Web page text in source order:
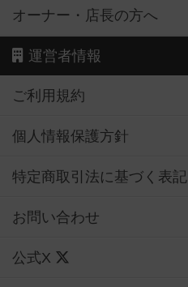
オーナー・店長の方へ
運営者情報
ご利用規約
個人情報保護方針
特定商取引法に基づく表記
お問い合わせ
公式X